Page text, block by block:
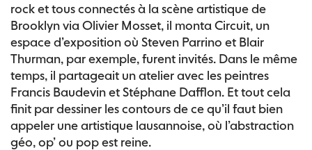
rock et tous connectés à la scène artistique de
Brooklyn via Olivier Mosset, il monta Circuit, un
espace d’exposition où Steven Parrino et Blair
Thurman, par exemple, furent invités. Dans le même
temps, il partageait un atelier avec les peintres
Francis Baudevin et Stéphane Dafflon. Et tout cela
finit par dessiner les contours de ce qu’il faut bien
appeler une artistique lausannoise, où l’abstraction
géo, op’ ou pop est reine.